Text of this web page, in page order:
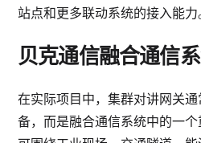
站点和更多联动系统的接入能力
贝克通信融合通信
在实际项目中，集群对讲网关
备，而是融合通信系统中的一